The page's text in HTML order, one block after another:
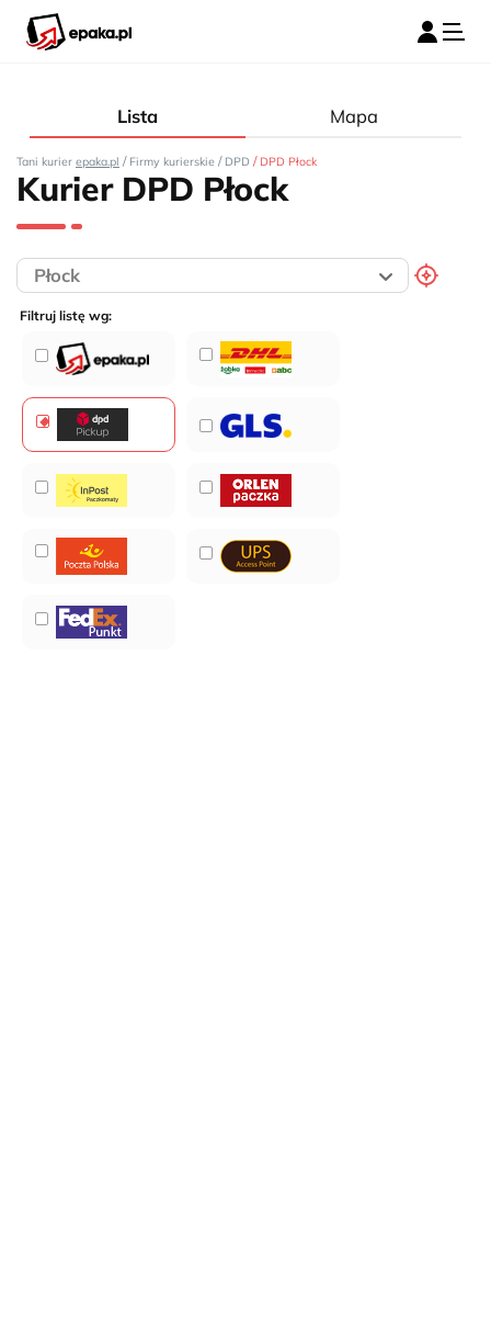
Lista Mapa
Tani kurier epaka.pl / Firmy kurierskie / DPD / DPD Płock
Kurier DPD Płock
Filtruj listę wg: